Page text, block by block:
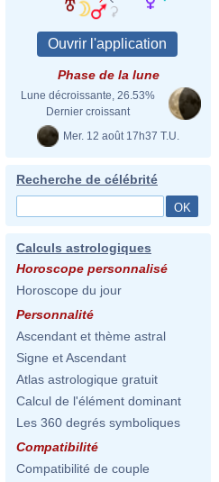
Phase de la lune
Lune décroissante, 26.53%
Dernier croissant
Mer. 12 août 17h37 T.U.
Recherche de célébrité
Calculs astrologiques
Horoscope personnalisé
Horoscope du jour
Personnalité
Ascendant et thème astral
Signe et Ascendant
Atlas astrologique gratuit
Calcul de l'élément dominant
Les 360 degrés symboliques
Compatibilité
Compatibilité de couple